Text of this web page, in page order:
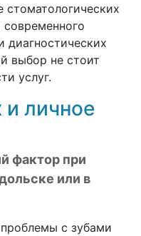
стоматологических
современного
диагностических
выбор не стоит
услуг.
личное
фактор при
или в
с зубами